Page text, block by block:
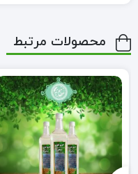
رازیانه گیاهی دارویی
قابل استفاده از این گیاه
شده برای مصرف روزانه
گرم یا یک تا سه استکان
محصولات مرتبط